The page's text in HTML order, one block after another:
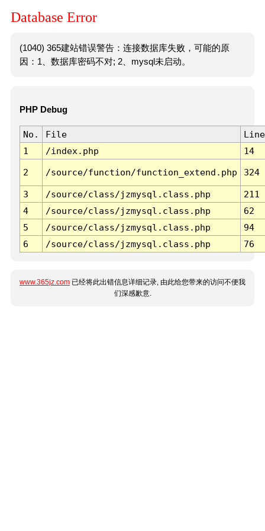
Database Error
(1040) 365建站错误警告：连接数据库失败，可能的原
因：1、数据库密码不对; 2、mysql未启动。
PHP Debug
No. File
Line
1
/index.php 14
2 /source/function/function_extend.php 324
3 /source/class/jzmysql.class.php
211
4
/source/class/jzmysql.class.php
62
5
/source/class/jzmysql.class.php
94
6
/source/class/jzmysql.class.php 76
www.365jz.com 已经将此出错信息详细记录, 由此给您带来的访问不便我
们深感歉意.